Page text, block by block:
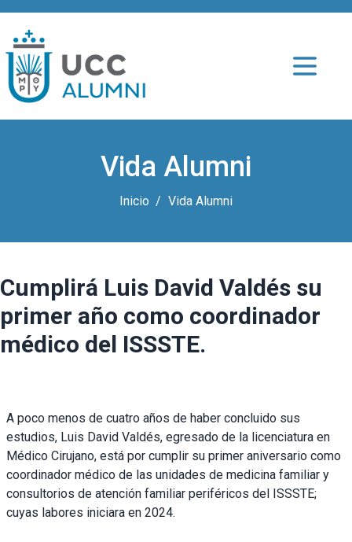
Vida Alumni
Inicio Vida Alumni
Cumplirá Luis David Valdés su
primer año como coordinador
médico del ISSSTE.
A poco menos de cuatro años de haber concluido sus
estudios, Luis David Valdés, egresado de la licenciatura en
Médico Cirujano, está por cumplir su primer aniversario como
coordinador médico de las unidades de medicina familiar y
consultorios de atención familiar periféricos del ISSSTE;
cuyas labores iniciara en 2024.